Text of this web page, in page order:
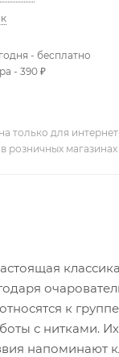
- бесплатно
- 390 ₽
только для
розничных магазинах
к
с нитками.
напоминают